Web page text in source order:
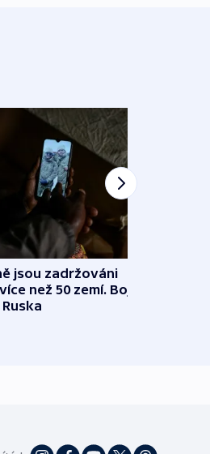
jsou zadržováni
než 50 zemí. Bojovali